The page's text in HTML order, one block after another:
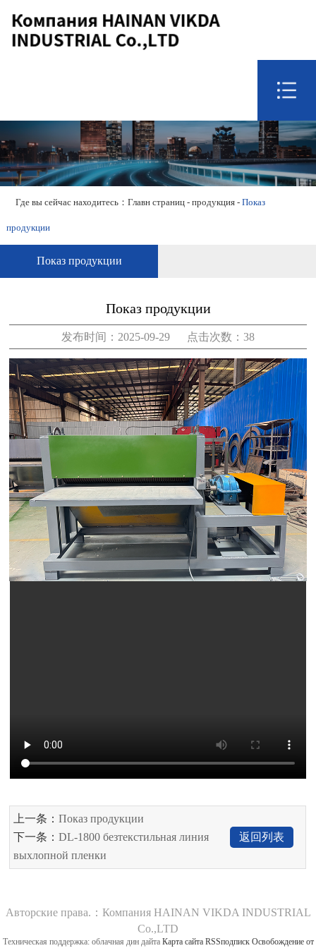
Главн страниц
О нас.
новостии
связь
Где вы сейчас находитесь：Главн страниц-продукция -Показ
продукции
Показ продукции
Показ продукции
发布时间：2025-09-29 点击次数：38
上一条：Показ продукции
下一条：DL-1800 безтекстильная линия
выхлопной пленки
返回列表
Авторские права.：Компания HAINAN VIKDA INDUSTRIAL
Co.,LTD
Техническая поддержка: облачная дин дайта Карта сайта RSSподписк Освобождение от